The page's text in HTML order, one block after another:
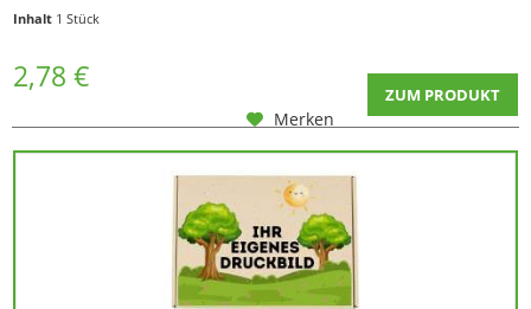
Inhalt 1 Stück
2,78 € ZUM PRODUKT
Merken